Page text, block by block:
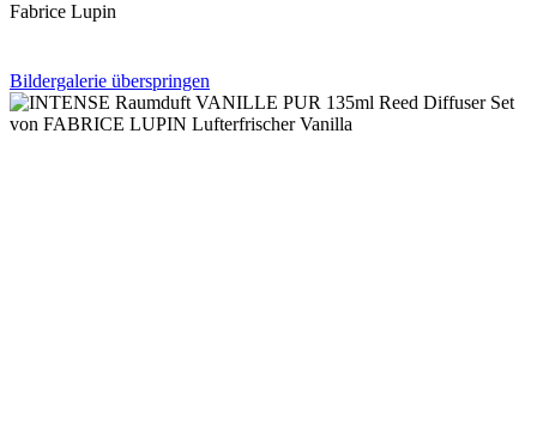
Fabrice Lupin
Bildergalerie überspringen